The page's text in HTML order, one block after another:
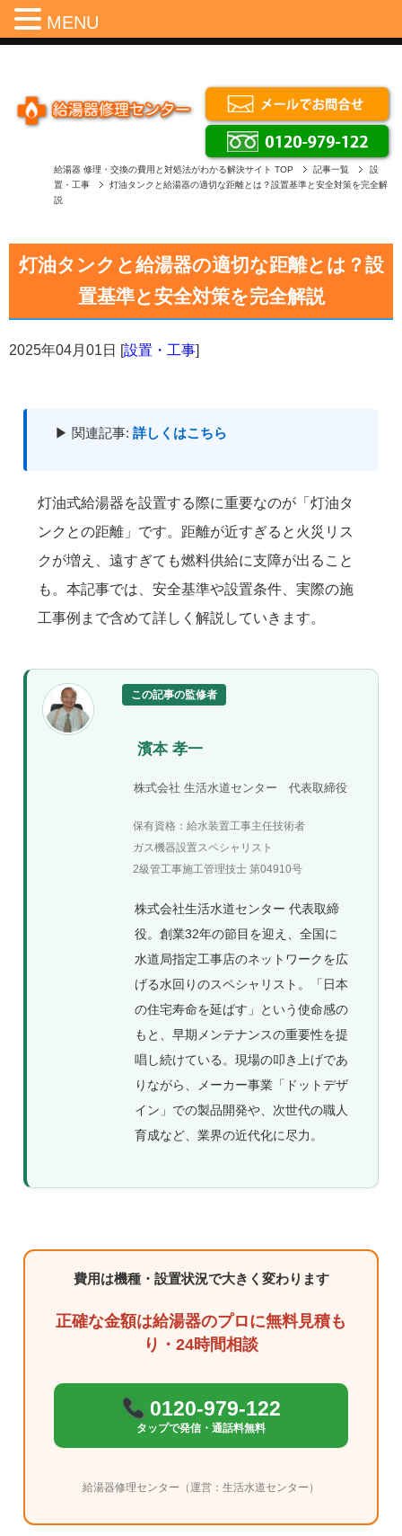
給湯器 修理・交換の費用と対処法がわかる解決サイト TOP 記事一覧
設
置・工事
灯油タンクと給湯器の適切な距離とは？設置基準と安全対策を完全解
説
灯油タンクと給湯器の適切な距離とは？設
置基準と安全対策を完全解説
2025年04月01日 設置・工事
▶ 関連記事: 詳しくはこちら
灯油式給湯器を設置する際に重要なのが「灯油タ
ンクとの距離」です。距離が近すぎると火災リス
クが増え、遠すぎても燃料供給に支障が出ること
も。本記事では、安全基準や設置条件、実際の施
工事例まで含めて詳しく解説していきます。
この記事の監修者
濱本 孝一
株式会社 生活水道センター 代表取締役
保有資格：給水装置工事主任技術者
ガス機器設置スペシャリスト
2級管工事施工管理技士 第04910号
株式会社生活水道センター 代表取締
役。創業32年の節目を迎え、全国に
水道局指定工事店のネットワークを広
げる水回りのスペシャリスト。「日本
の住宅寿命を延ばす」という使命感の
もと、早期メンテナンスの重要性を提
唱し続けている。現場の叩き上げであ
りながら、メーカー事業「ドットデザ
イン」での製品開発や、次世代の職人
育成など、業界の近代化に尽力。
費用は機種・設置状況で大きく変わります
正確な金額は給湯器のプロに無料見積も
り・24時間相談
0120-979-122
タップで発信・通話料無料
給湯器修理センター（運営：生活水道センター）
MENU
Menu